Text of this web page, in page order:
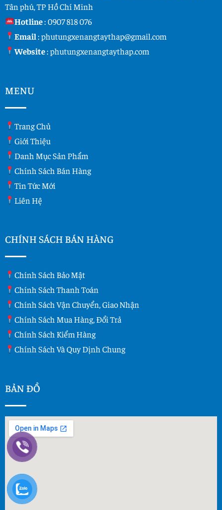
Tân phú, TP Hồ Chí Minh
Hotline:0907 818 076
Email :phutungxenangtaythap@gmail.com
Website:phutungxenangtaythap.com
MENU
Trang Chủ
Giới Thiệu
Danh Mục Sản Phẩm
Chính Sách Bán Hàng
Tin Tức Mới
Liên Hệ
CHÍNH SÁCH BÁN HÀNG
Chính Sách Bảo Mật
Chính Sách Thanh Toán
Chính Sách Vận Chuyển, Giao Nhận
Chính Sách Mua Hàng, Đổi Trả
Chính Sách Kiểm Hàng
Chính Sách Và Quy Dịnh Chung
BẢN ĐỒ